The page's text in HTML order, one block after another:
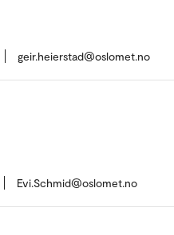
geir.heierstad@oslomet.no
Evi.Schmid@oslomet.no